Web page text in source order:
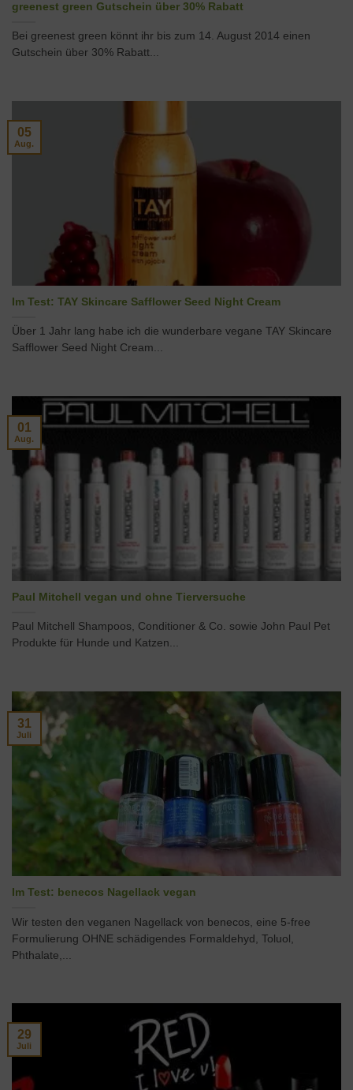
greenest green Gutschein über 30% Rabatt
Bei greenest green könnt ihr bis zum 14. August 2014 einen
Gutschein über 30% Rabatt...
Im Test: TAY Skincare Safflower Seed Night Cream
Über 1 Jahr lang habe ich die wunderbare vegane TAY Skincare
Safflower Seed Night Cream...
05
Aug.
Paul Mitchell vegan und ohne Tierversuche
Paul Mitchell Shampoos, Conditioner & Co. sowie John Paul Pet
Produkte für Hunde und Katzen...
01
Aug.
Im Test: benecos Nagellack vegan
Wir testen den veganen Nagellack von benecos, eine 5-free
Formulierung OHNE schädigendes Formaldehyd, Toluol,
Phthalate,...
31
Juli
29
Juli